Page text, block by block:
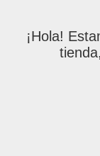
¡Hola!